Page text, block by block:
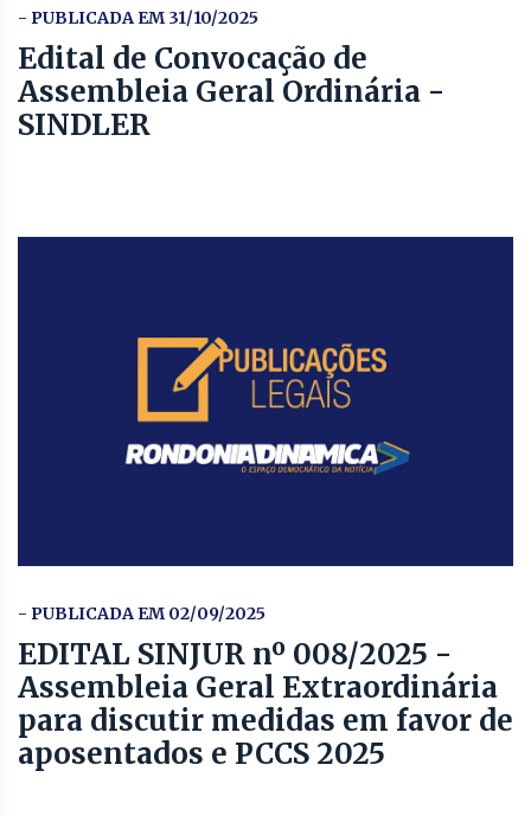
- PUBLICADA EM 31/10/2025
Edital de Convocação de
Assembleia Geral Ordinária -
SINDLER
- PUBLICADA EM 02/09/2025
EDITAL SINJUR nº 008/2025 -
Assembleia Geral Extraordinária
para discutir medidas em favor de
aposentados e PCCS 2025